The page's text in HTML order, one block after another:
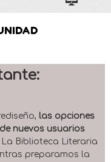
las opciones
nuevos usuarios
La Biblioteca Literaria
preparamos la